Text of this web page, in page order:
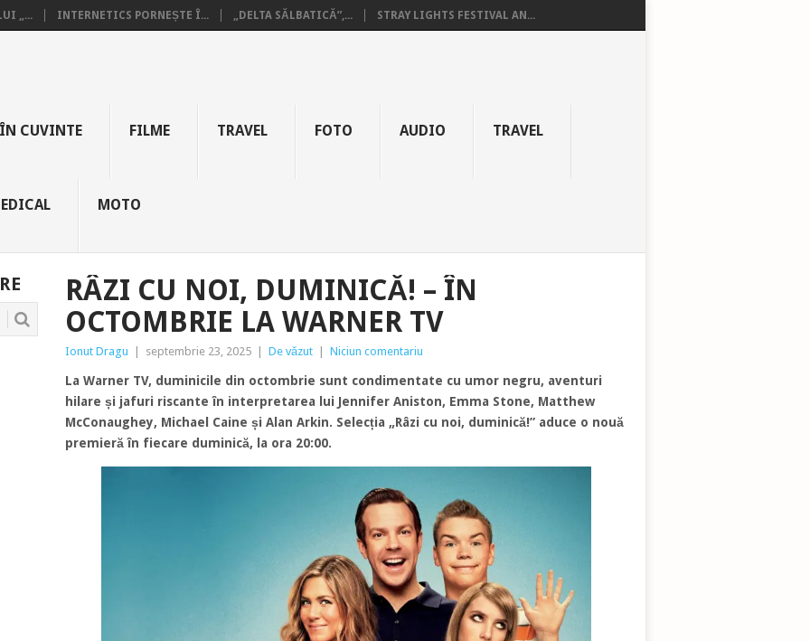
„... INTERNETICS PORNEȘTE Î... „DELTA SĂLBATICĂ”,... STRAY LIGHTS FESTIVAL AN...
ÎN CUVINTE FILME TRAVEL FOTO AUDIO TRAVEL
MOTO
RÂZI CU NOI, DUMINICĂ! – ÎN
OCTOMBRIE LA WARNER TV
Ionut Dragu septembrie 23, 2025 De văzut Niciun comentariu
La Warner TV, duminicile din octombrie sunt condimentate cu umor negru, aventuri
hilare și jafuri riscante în interpretarea lui Jennifer Aniston, Emma Stone, Matthew
McConaughey, Michael Caine și Alan Arkin. Selecția „Râzi cu noi, duminică!” aduce o nouă
premieră în fiecare duminică, la ora 20:00.